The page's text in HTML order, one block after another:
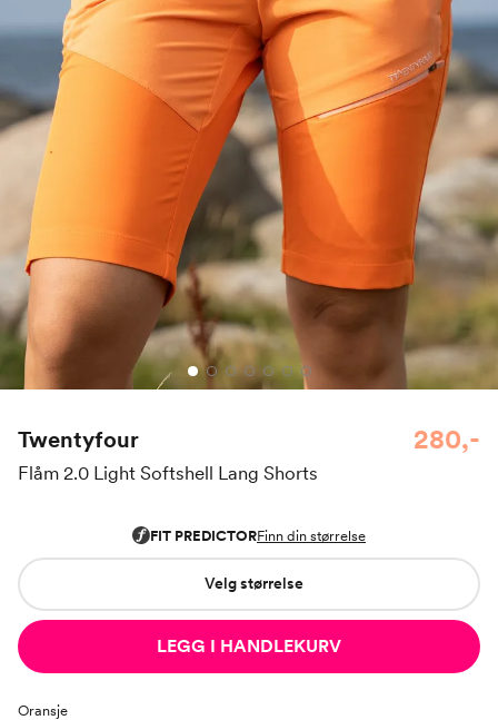
Twentyfour
Flåm 2.0 Light Softshell Lang Shorts
280,-
Velg størrelse
LEGG I HANDLEKURV
Oransje